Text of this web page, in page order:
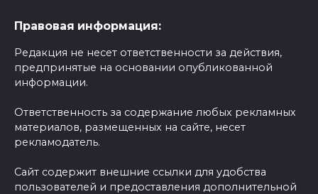
Правовая информация:
Редакция не несет ответственности за действия,
предпринятые на основании опубликованной
информации.
Ответственность за содержание любых рекламных
материалов, размещенных на сайте, несет
рекламодатель.
Сайт содержит внешние ссылки для удобства
пользователей и предоставления дополнительной